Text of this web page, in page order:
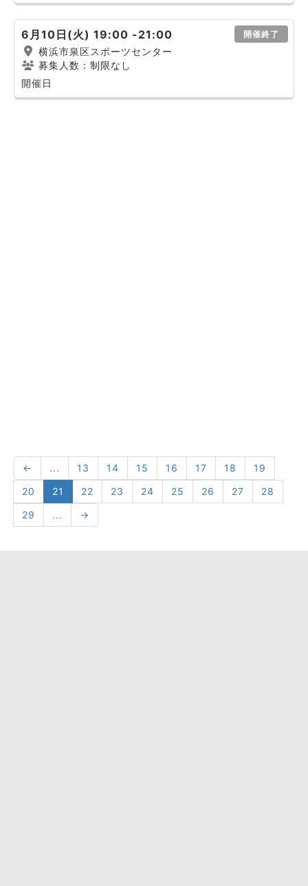
6月10日(火) 19:00 -21:00 開催終了
横浜市泉区スポーツセンター
募集人数：制限なし
開催日
← ... 13 14 15 16 17 18
19
20
21 22 23 24 25 26 27
28
29
... →